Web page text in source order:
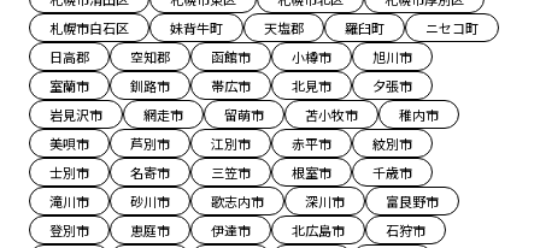
佐賀エリア
長崎エリア
熊本エリア
大分エリア
宮崎エリア
鹿児島エリア
沖縄エリア
カテゴリから探す
札幌市白石区
妹背牛町 天塩郡 羅臼町
ニセコ町
日高郡
空知郡 函館市 小樽市
旭川市
室蘭市
釧路市 帯広市 北見市
夕張市
岩見沢市
網走市 留萌市 苫小牧市
稚内市
美唄市
芦別市 江別市 赤平市
紋別市
士別市
名寄市 三笠市 根室市
千歳市
滝川市
砂川市 歌志内市 深川市
富良野市
登別市
恵庭市 伊達市 北広島市
石狩市